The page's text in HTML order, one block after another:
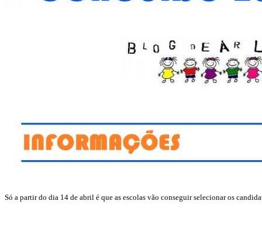
Só a partir do dia 14 de abril é que as escolas vão conseguir selecionar os